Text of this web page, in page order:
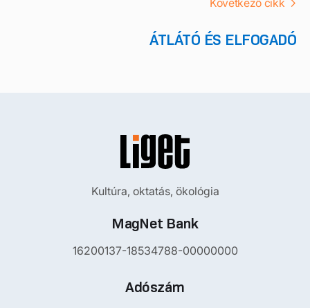
Következő cikk
ÁTLÁTÓ ÉS ELFOGADÓ
Kultúra, oktatás, ökológia
MagNet Bank
16200137-18534788-00000000
Adószám